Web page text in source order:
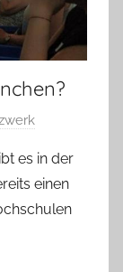
es in der
einen